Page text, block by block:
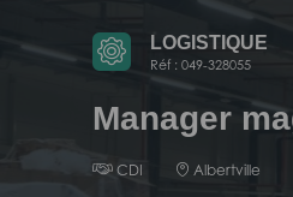
LOGISTIQUE
Réf : 049-328055
Manager
CDI Albertville